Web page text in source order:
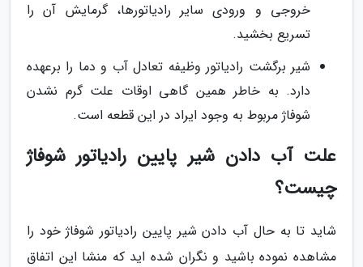
خروجی و ورودی سایر رادیاتورها، گرمایش آن را
تسریع بخشید.
شیر برگشت رادیاتور وظیفه تعادل آب و دما را برعهده
دارد. به خاطر همین گاهی اوقات علت گرم نشدن
شوفاژ مربوط به وجود ایراد در این قطعه است.
علت آب دادن شیر پایین رادیاتور شوفاژ
چیست؟
شاید تا به حال آب دادن شیر پایین رادیاتور شوفاژ خود را
مشاهده نموده باشید و نگران شده اید که منشا این اتفاق